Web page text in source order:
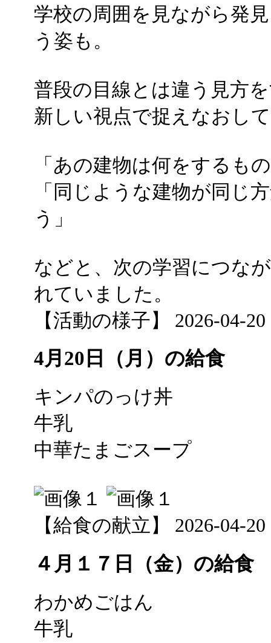
学校の周囲を見ながら発
う姿も。
普段の目線とは違う見方
新しい視点で捉えなおし
「あの建物は何をするも
「同じような建物が同じ
う」
などと、次の学習につな
れていました。
【活動の様子】 2026-04-
4月20日（月）の給食
キンパのっけ丼
牛乳
中華たまごスープ
【給食の献立】 2026-04-
４月１７日（金）の給食
わかめごはん
牛乳